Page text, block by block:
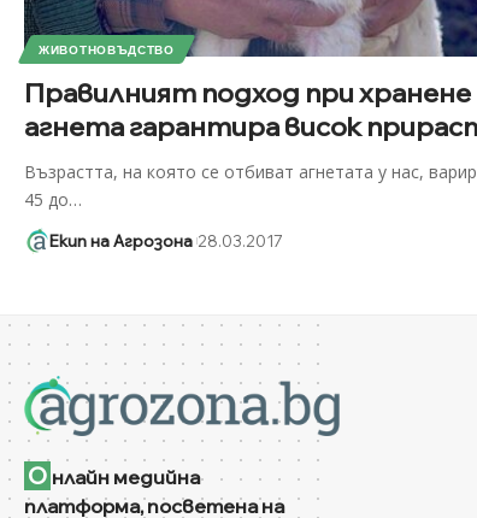
ЖИВОТНОВЪДСТВО
Правилният подход при хранене
агнета гарантира висок
Възрастта, на която се отбиват агнетата у нас,
45 до…
Екип на Агрозона 28.03.2017
О нлайн медийна
платформа, посветена на